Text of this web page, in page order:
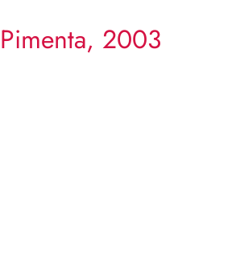
2003